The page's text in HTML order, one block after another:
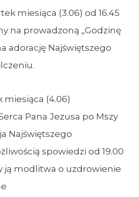
miesiąca (3.06) od 16.45
na prowadzoną „Godzinę
adorację Najświętszego
(4.06)
Pana Jezusa po Mszy
Najświętszego
spowiedzi od 19.00
ją modlitwa o uzdrowienie